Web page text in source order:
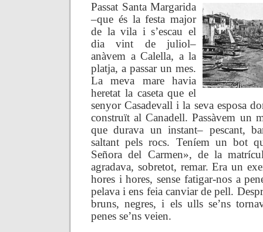
Passat Santa Margarida
–que és la festa major
de la vila i s’escau el
dia vint de juliol–
anàvem a Calella, a la
platja, a passar un mes.
La meva mare havia
heretat la caseta que el
senyor Casadevall i la seva esposa
construït al Canadell. Passàvem un
que durava un instant– pescant,
saltant pels rocs. Teníem un bot
Señora del Carmen», de la
agradava, sobretot, remar. Era un
hores i hores, sense fatigar-nos a
pelava i ens feia canviar de pell.
bruns, negres, i els ulls se’ns
penes se’ns veien.